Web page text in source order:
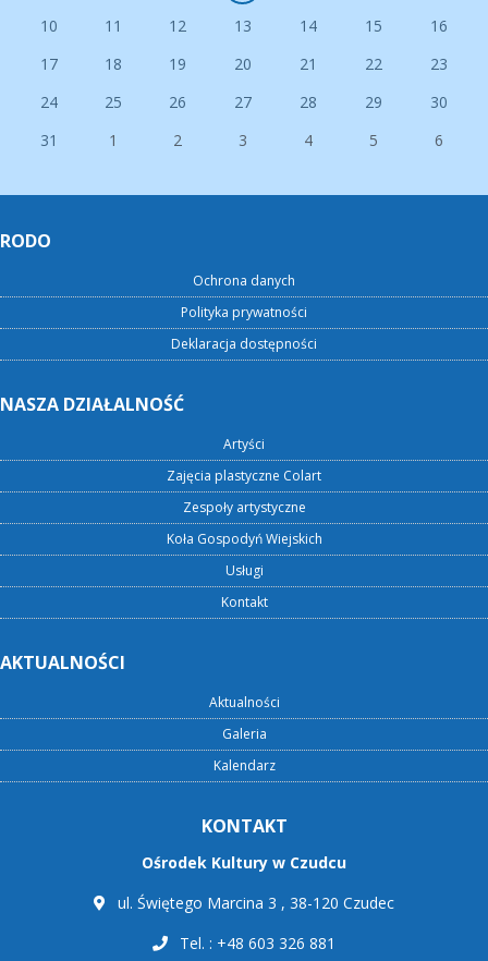
10
11 12 13 14 15
16
17
18 19 20 21 22
23
24
25 26 27 28 29
30
31
1 2 3 4 5 6
RODO
Ochrona danych
Polityka prywatności
Deklaracja dostępności
NASZA DZIAŁALNOŚĆ
Artyści
Zajęcia plastyczne Colart
Zespoły artystyczne
Koła Gospodyń Wiejskich
Usługi
Kontakt
AKTUALNOŚCI
Aktualności
Galeria
Kalendarz
KONTAKT
Ośrodek Kultury w Czudcu
ul. Świętego Marcina 3 , 38-120 Czudec
Tel. : +48 603 326 881